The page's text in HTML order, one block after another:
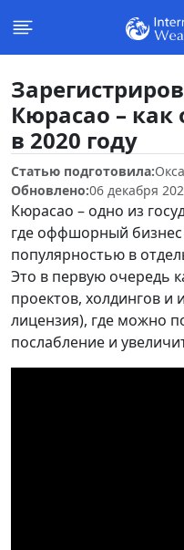
Кюрасао –
в 2020 году
Статью подготовила:
Обновлено:06 декабря
Кюрасао – одно из
где оффшорный
популярностью в
Это в первую очередь
проектов, холдингов и
лицензия), где можно
послабление и